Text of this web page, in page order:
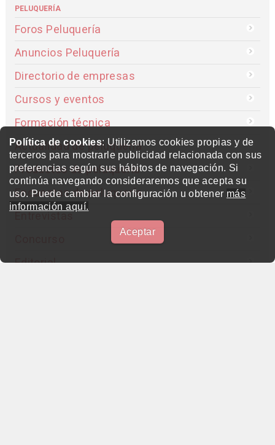
Política de cookies: Utilizamos cookies propias y de
terceros para mostrarle publicidad relacionada con sus
preferencias según sus hábitos de navegación. Si
continúa navegando consideraremos que acepta su
uso. Puede cambiar la configuración u obtener más
información aquí.
Aceptar
PELUQUERÍA
Foros Peluquería
Anuncios Peluquería
Directorio de empresas
Cursos y eventos
Formación técnica
Actualidad de peluquería
Productos de peluquería
Encuestas de peluquería
Editorial